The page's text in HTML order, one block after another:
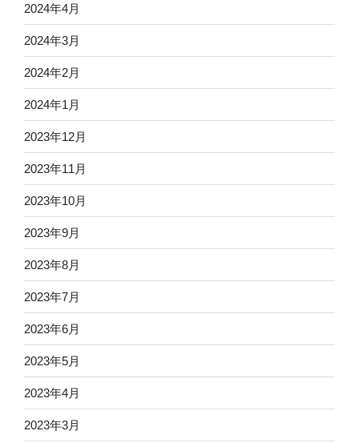
2024年4月
2024年3月
2024年2月
2024年1月
2023年12月
2023年11月
2023年10月
2023年9月
2023年8月
2023年7月
2023年6月
2023年5月
2023年4月
2023年3月